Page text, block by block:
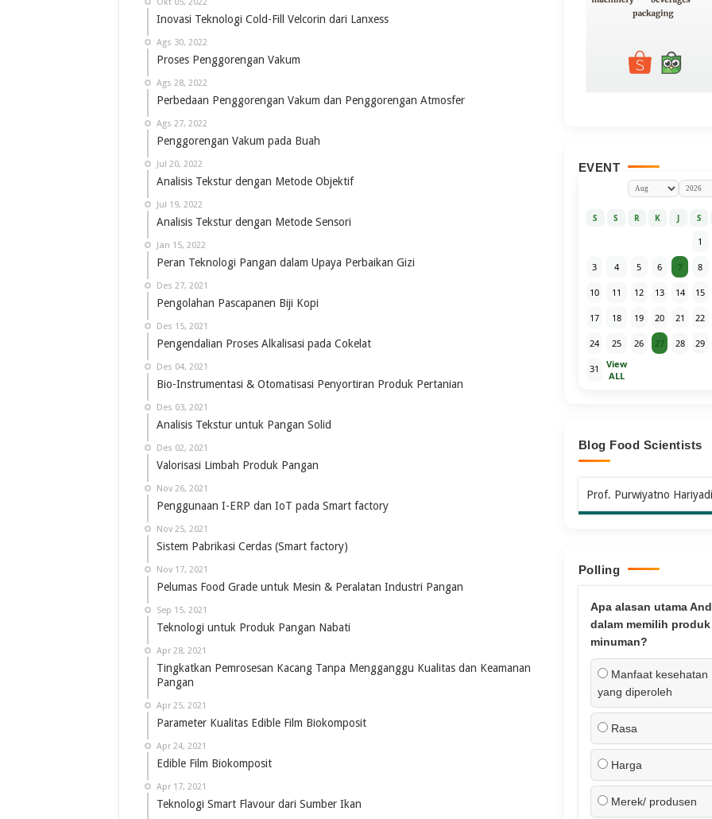
Inovasi Teknologi Cold-Fill Velcorin dari Lanxess
Ags 30, 2022
Proses Penggorengan Vakum
Ags 28, 2022
Perbedaan Penggorengan Vakum dan Penggorengan Atmosfer
Ags 27, 2022
Penggorengan Vakum pada Buah
Jul 20, 2022
Analisis Tekstur dengan Metode Objektif
Jul 19, 2022
Analisis Tekstur dengan Metode Sensori
Jan 15, 2022
Peran Teknologi Pangan dalam Upaya Perbaikan Gizi
Des 27, 2021
Pengolahan Pascapanen Biji Kopi
Des 15, 2021
Pengendalian Proses Alkalisasi pada Cokelat
Des 04, 2021
Bio-Instrumentasi & Otomatisasi Penyortiran Produk Pertanian
Des 03, 2021
Analisis Tekstur untuk Pangan Solid
Des 02, 2021
Valorisasi Limbah Produk Pangan
Nov 26, 2021
Penggunaan I-ERP dan IoT pada Smart factory
Nov 25, 2021
Sistem Pabrikasi Cerdas (Smart factory)
Nov 17, 2021
Pelumas Food Grade untuk Mesin & Peralatan Industri Pangan
Sep 15, 2021
Teknologi untuk Produk Pangan Nabati
Apr 28, 2021
Tingkatkan Pemrosesan Kacang Tanpa Mengganggu Kualitas dan Keamanan
Pangan
Apr 25, 2021
Parameter Kualitas Edible Film Biokomposit
Apr 24, 2021
Edible Film Biokomposit
Apr 17, 2021
Teknologi Smart Flavour dari Sumber Ikan
EVENT
S S R K J S
1
3 4 5 6 7 8
10 11 12 13 14 15
17 18 19 20 21 22
24 25 26 27 28 29
31
View
ALL
Blog Food Scientists
Prof. Purwiyatno Hariyadi
Polling
Apa alasan utama
dalam memilih produk
minuman?
Manfaat kesehatan
yang diperoleh
Rasa
Harga
Merek/ produsen